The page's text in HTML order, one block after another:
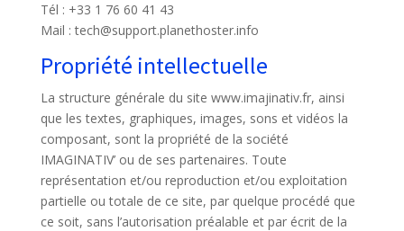
Tél : +33 1 76 60 41 43
Mail : tech@support.planethoster.info
Propriété intellectuelle
La structure générale du site www.imajinativ.fr, ainsi
que les textes, graphiques, images, sons et vidéos la
composant, sont la propriété de la société
IMAGINATIV’ ou de ses partenaires. Toute
représentation et/ou reproduction et/ou exploitation
partielle ou totale de ce site, par quelque procédé que
ce soit, sans l’autorisation préalable et par écrit de la